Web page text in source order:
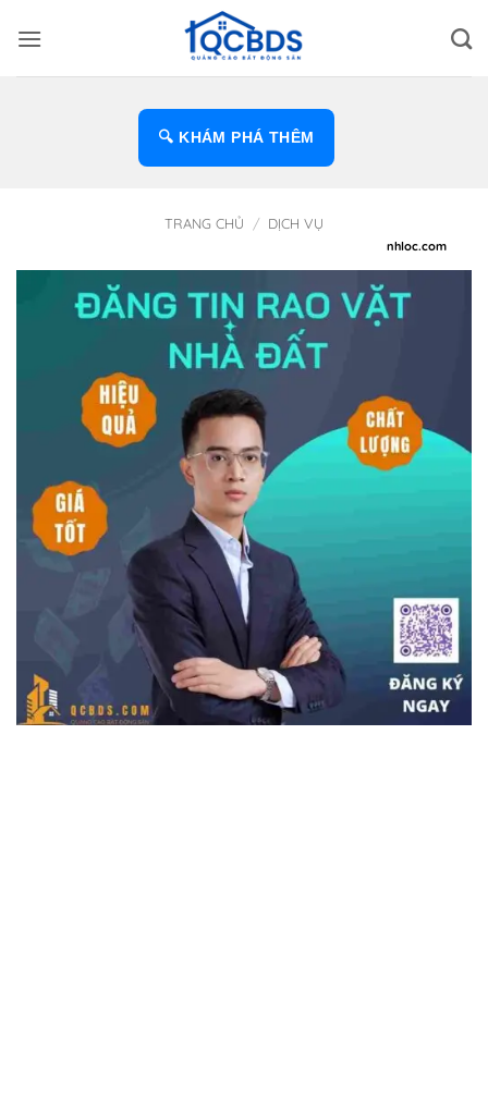
qua
🔍 KHÁM PHÁ THÊM
TRANG CHỦ / DỊCH VỤ